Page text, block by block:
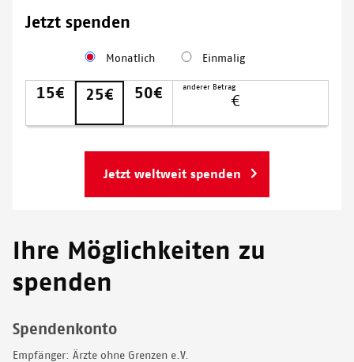
Babystation im Krankenhaus Al Jamhouri in Taiz City, Jemen,
Jetzt spenden
Monatlich Einmalig
Spendenbetrag
Meine
wird
dringendsten
benötigt
wird.
Donation amount monthly
15 25 50 anderer Betrag
Ihre Möglichkeiten zu
spenden
Spendenkonto
Empfänger: Ärzte ohne Grenzen e.V.